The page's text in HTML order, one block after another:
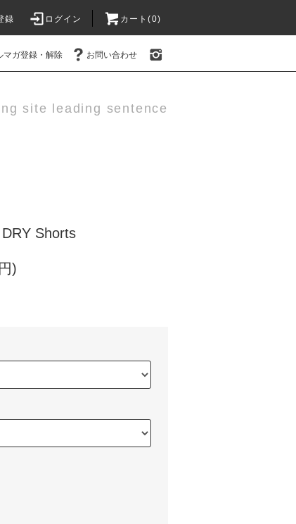
録 ログイン カート(0)
マガ登録・解除 お問い合わせ
site leading sentence
DRY Shorts
)